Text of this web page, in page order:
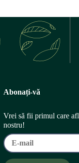
Abonați-vă
Vrei să fii primul care
nostru!